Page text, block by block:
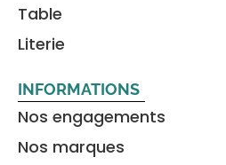
Table
Literie
INFORMATIONS
Nos engagements
Nos marques